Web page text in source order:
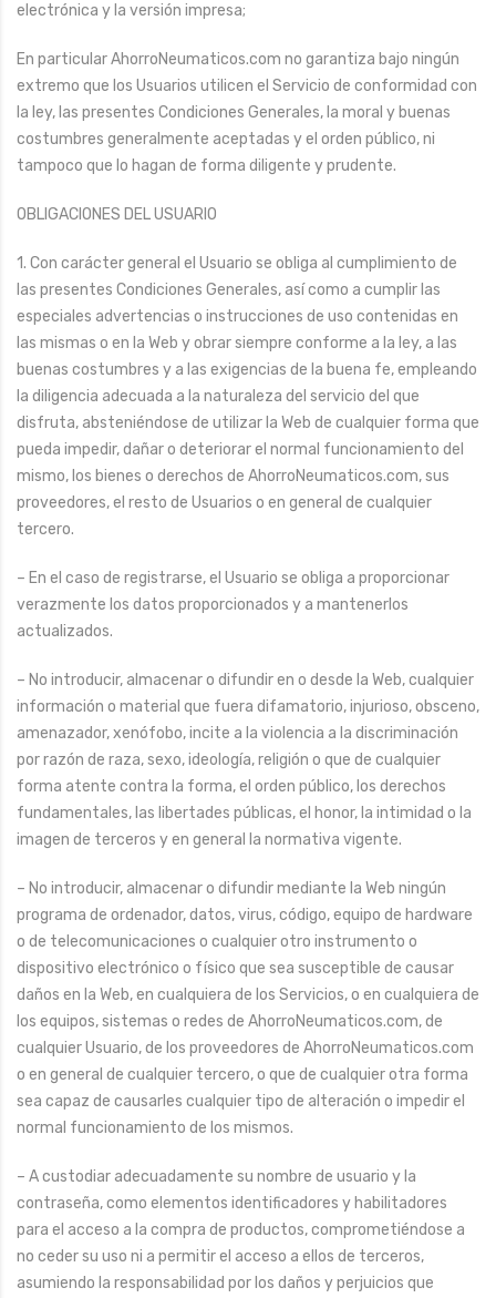
electrónica y la versión impresa;
En particular AhorroNeumaticos.com no garantiza bajo ningún
extremo que los Usuarios utilicen el Servicio de conformidad con
la ley, las presentes Condiciones Generales, la moral y buenas
costumbres generalmente aceptadas y el orden público, ni
tampoco que lo hagan de forma diligente y prudente.
OBLIGACIONES DEL USUARIO
1. Con carácter general el Usuario se obliga al cumplimiento de
las presentes Condiciones Generales, así como a cumplir las
especiales advertencias o instrucciones de uso contenidas en
las mismas o en la Web y obrar siempre conforme a la ley, a las
buenas costumbres y a las exigencias de la buena fe, empleando
la diligencia adecuada a la naturaleza del servicio del que
disfruta, absteniéndose de utilizar la Web de cualquier forma que
pueda impedir, dañar o deteriorar el normal funcionamiento del
mismo, los bienes o derechos de AhorroNeumaticos.com, sus
proveedores, el resto de Usuarios o en general de cualquier
tercero.
– En el caso de registrarse, el Usuario se obliga a proporcionar
verazmente los datos proporcionados y a mantenerlos
actualizados.
– No introducir, almacenar o difundir en o desde la Web, cualquier
información o material que fuera difamatorio, injurioso, obsceno,
amenazador, xenófobo, incite a la violencia a la discriminación
por razón de raza, sexo, ideología, religión o que de cualquier
forma atente contra la forma, el orden público, los derechos
fundamentales, las libertades públicas, el honor, la intimidad o la
imagen de terceros y en general la normativa vigente.
– No introducir, almacenar o difundir mediante la Web ningún
programa de ordenador, datos, virus, código, equipo de hardware
o de telecomunicaciones o cualquier otro instrumento o
dispositivo electrónico o físico que sea susceptible de causar
daños en la Web, en cualquiera de los Servicios, o en cualquiera de
los equipos, sistemas o redes de AhorroNeumaticos.com, de
cualquier Usuario, de los proveedores de AhorroNeumaticos.com
o en general de cualquier tercero, o que de cualquier otra forma
sea capaz de causarles cualquier tipo de alteración o impedir el
normal funcionamiento de los mismos.
– A custodiar adecuadamente su nombre de usuario y la
contraseña, como elementos identificadores y habilitadores
para el acceso a la compra de productos, comprometiéndose a
no ceder su uso ni a permitir el acceso a ellos de terceros,
asumiendo la responsabilidad por los daños y perjuicios que